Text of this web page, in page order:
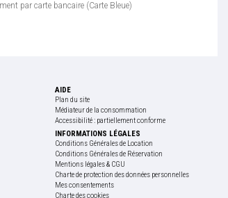
par carte bancaire (Carte Bleue)
AIDE
Plan du site
Médiateur de la consommation
Accessibilité : partiellement conforme
INFORMATIONS LÉGALES
Conditions Générales de Location
Conditions Générales de Réservation
Mentions légales & CGU
Charte de protection des données personnelles
Mes consentements
Charte des cookies